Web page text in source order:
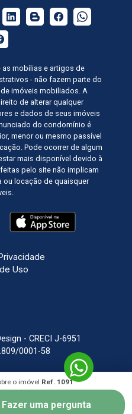
o imóvel Ref. 1091
uma pergunta
mobílias e artigos de
- não fazem parte do
imóveis mobiliados. A
de alterar qualquer
e dados de seus imóveis
do condomínio é
menor ou mesmo passível
Pode ocorrer de algum
mais disponível devido à
pelo site não implicam
ou locação de quaisquer
Uso
- CRECI J-6951
0001-58
KUROLE